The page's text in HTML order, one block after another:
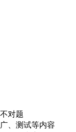
对题
、测试等内容